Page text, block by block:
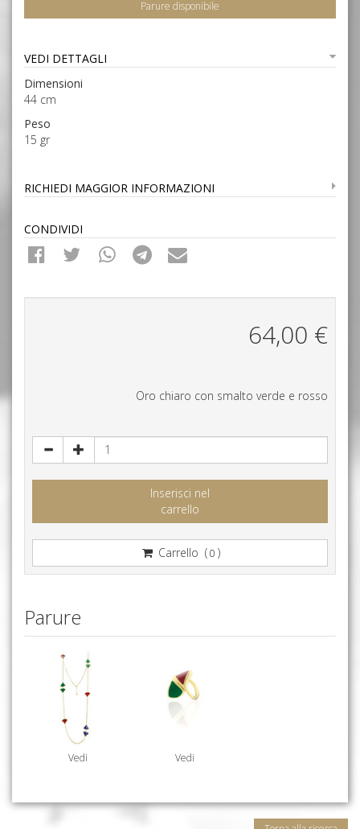
Parure disponibile
VEDI DETTAGLI
Dimensioni
44 cm
Peso
15 gr
RICHIEDI MAGGIOR INFORMAZIONI
CONDIVIDI
64,00 €
Oro chiaro con smalto verde e rosso
Inserisci nel
carrello
Carrello (0 )
Parure
Vedi Vedi